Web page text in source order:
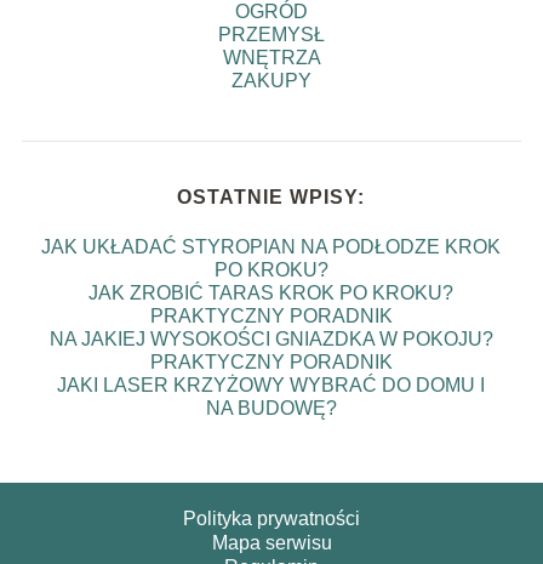
OGRÓD
PRZEMYSŁ
WNĘTRZA
ZAKUPY
OSTATNIE WPISY:
JAK UKŁADAĆ STYROPIAN NA PODŁODZE KROK
PO KROKU?
JAK ZROBIĆ TARAS KROK PO KROKU?
PRAKTYCZNY PORADNIK
NA JAKIEJ WYSOKOŚCI GNIAZDKA W POKOJU?
PRAKTYCZNY PORADNIK
JAKI LASER KRZYŻOWY WYBRAĆ DO DOMU I
NA BUDOWĘ?
Polityka prywatności
Mapa serwisu